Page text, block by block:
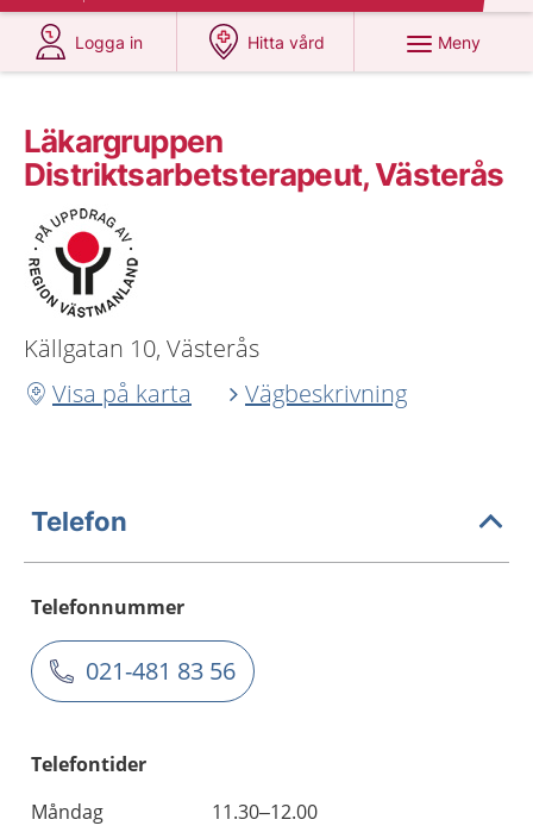
Logga in
på 1177.se
Hitta vård
på 1177.se
Meny
Läkargruppen
Distriktsarbetsterapeut, Västerås
Källgatan 10, Västerås
Visa på karta
Vägbeskrivning
Telefon
Telefonnummer
021-481 83 56
Telefontider
Måndag
11.30–12.00